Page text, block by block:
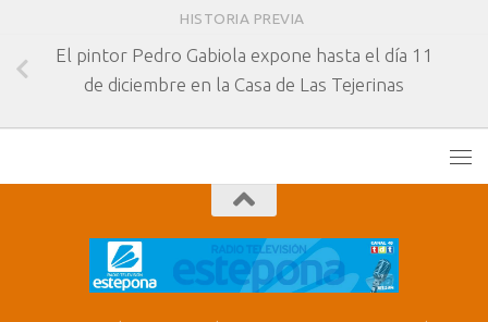
HISTORIA PREVIA
El pintor Pedro Gabiola expone hasta el día 11
de diciembre en la Casa de Las Tejerinas